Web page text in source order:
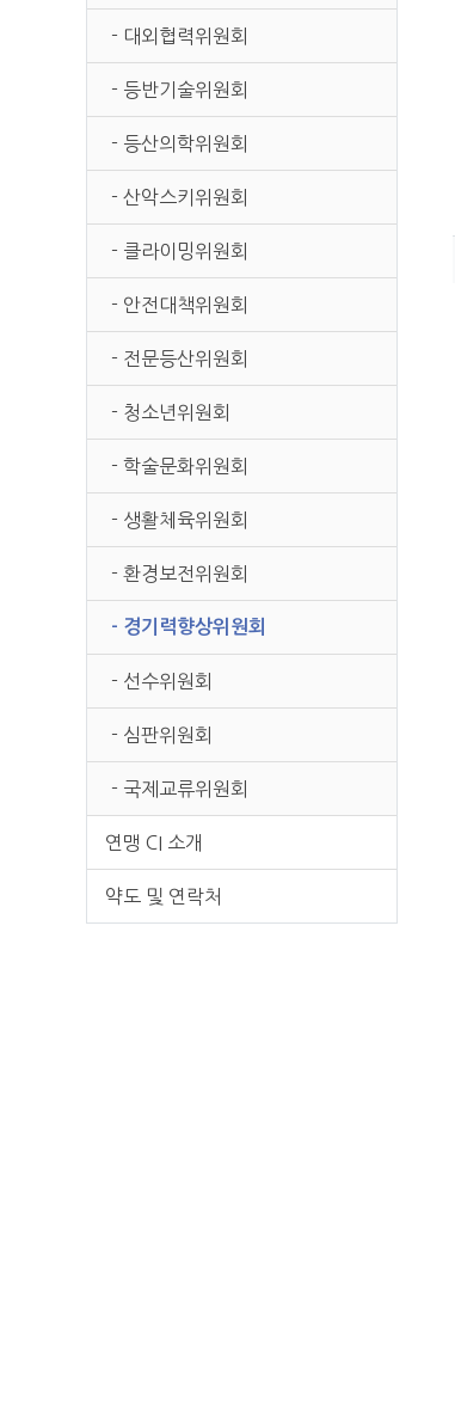
- 대외협력위원회
- 등반기술위원회
- 등산의학위원회
- 산악스키위원회
- 클라이밍위원회
- 안전대책위원회
- 전문등산위원회
- 청소년위원회
- 학술문화위원회
- 생활체육위원회
- 환경보전위원회
- 경기력향상위원회
- 선수위원회
- 심판위원회
- 국제교류위원회
연맹 CI 소개
약도 및 연락처